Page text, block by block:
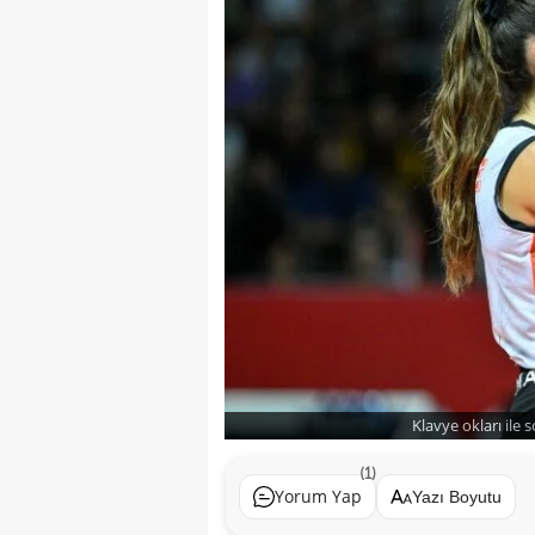
Klavye okları ile
Yorum Yap
(1)
Yazı Boyutu